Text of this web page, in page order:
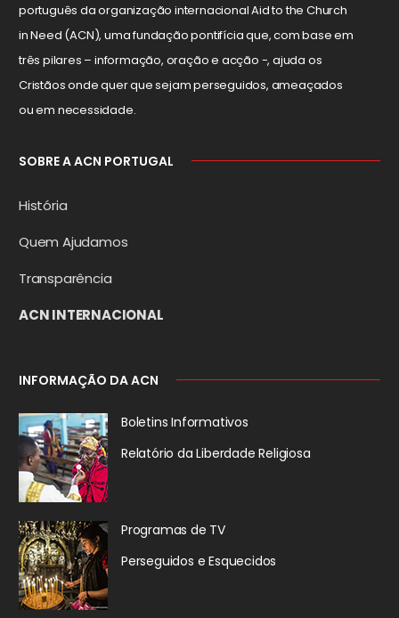
português da organização internacional Aid to the Church
in Need (ACN), uma fundação pontifícia que, com base em
três pilares – informação, oração e acção -, ajuda os
Cristãos onde quer que sejam perseguidos, ameaçados
ou em necessidade.
SOBRE A ACN PORTUGAL
História
Quem Ajudamos
Transparência
ACN INTERNACIONAL
INFORMAÇÃO DA ACN
Boletins Informativos
Relatório da Liberdade Religiosa
Programas de TV
Perseguidos e Esquecidos